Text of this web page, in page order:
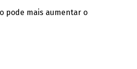
pode mais aumentar o